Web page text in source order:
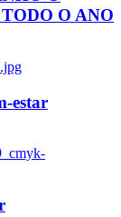
O ANO
estar